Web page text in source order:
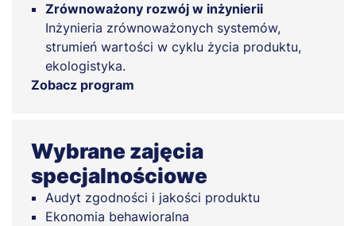
Zrównoważony rozwój w inżynierii
Inżynieria zrównoważonych systemów,
strumień wartości w cyklu życia produktu,
ekologistyka.
Zobacz program
Wybrane zajęcia
specjalnościowe
Audyt zgodności i jakości produktu
Ekonomia behawioralna